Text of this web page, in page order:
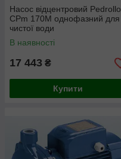
Насос відцентровий Pedrollo
CPm 170M однофазний для
чистої води
В наявності
17 443 ₴
Купити